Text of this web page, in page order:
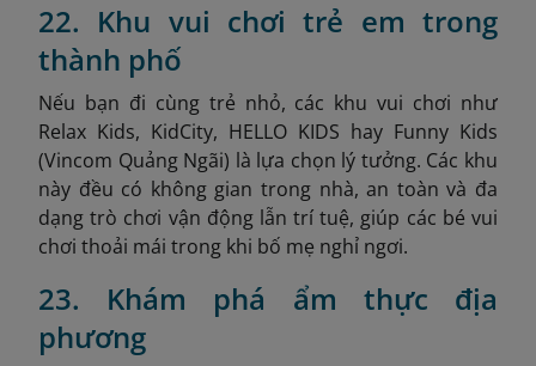
22. Khu vui chơi trẻ em trong
thành phố
Nếu bạn đi cùng trẻ nhỏ, các khu vui chơi như
Relax Kids, KidCity, HELLO KIDS hay Funny Kids
(Vincom Quảng Ngãi) là lựa chọn lý tưởng. Các khu
này đều có không gian trong nhà, an toàn và đa
dạng trò chơi vận động lẫn trí tuệ, giúp các bé vui
chơi thoải mái trong khi bố mẹ nghỉ ngơi.
23. Khám phá ẩm thực địa
phương